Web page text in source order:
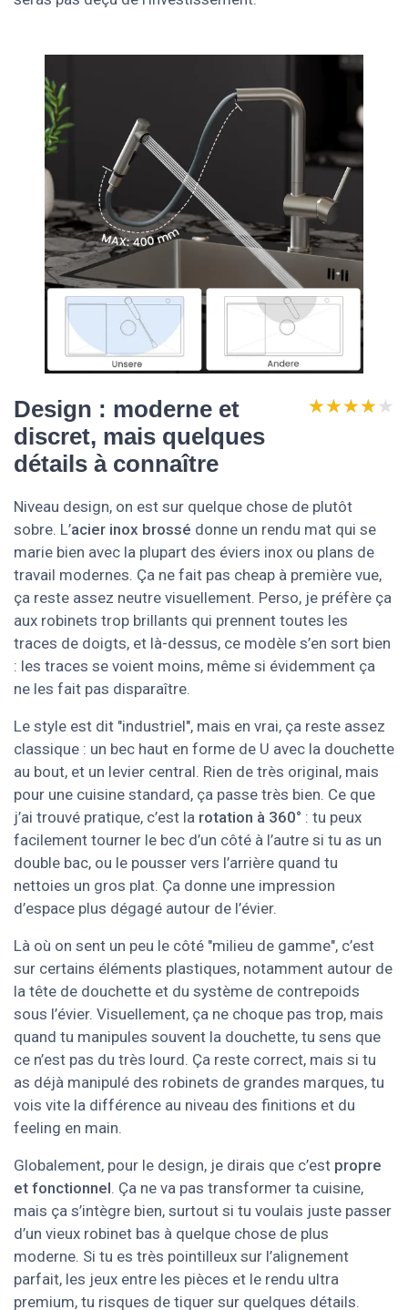
Design : moderne et
discret, mais quelques
détails à connaître
★★★★★
★★★★★
Niveau design, on est sur quelque chose de plutôt
sobre. L’acier inox brossé donne un rendu mat qui se
marie bien avec la plupart des éviers inox ou plans de
travail modernes. Ça ne fait pas cheap à première vue,
ça reste assez neutre visuellement. Perso, je préfère ça
aux robinets trop brillants qui prennent toutes les
traces de doigts, et là-dessus, ce modèle s’en sort bien
: les traces se voient moins, même si évidemment ça
ne les fait pas disparaître.
Le style est dit "industriel", mais en vrai, ça reste assez
classique : un bec haut en forme de U avec la douchette
au bout, et un levier central. Rien de très original, mais
pour une cuisine standard, ça passe très bien. Ce que
j’ai trouvé pratique, c’est la rotation à 360° : tu peux
facilement tourner le bec d’un côté à l’autre si tu as un
double bac, ou le pousser vers l’arrière quand tu
nettoies un gros plat. Ça donne une impression
d’espace plus dégagé autour de l’évier.
Là où on sent un peu le côté "milieu de gamme", c’est
sur certains éléments plastiques, notamment autour de
la tête de douchette et du système de contrepoids
sous l’évier. Visuellement, ça ne choque pas trop, mais
quand tu manipules souvent la douchette, tu sens que
ce n’est pas du très lourd. Ça reste correct, mais si tu
as déjà manipulé des robinets de grandes marques, tu
vois vite la différence au niveau des finitions et du
feeling en main.
Globalement, pour le design, je dirais que c’est propre
et fonctionnel. Ça ne va pas transformer ta cuisine,
mais ça s’intègre bien, surtout si tu voulais juste passer
d’un vieux robinet bas à quelque chose de plus
moderne. Si tu es très pointilleux sur l’alignement
parfait, les jeux entre les pièces et le rendu ultra
premium, tu risques de tiquer sur quelques détails.